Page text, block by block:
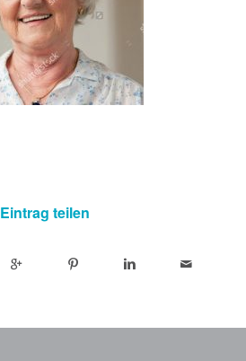
Eintrag teilen